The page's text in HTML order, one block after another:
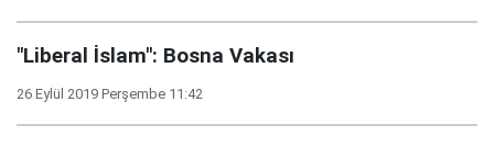
"Liberal İslam": Bosna Vakası
26 Eylül 2019 Perşembe 11:42